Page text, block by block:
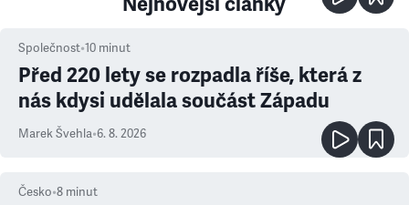
Společnost•10 minut
Před 220 lety se rozpadla říše, která z
nás kdysi udělala součást Západu
Marek Švehla•6. 8. 2026
Česko•8 minut